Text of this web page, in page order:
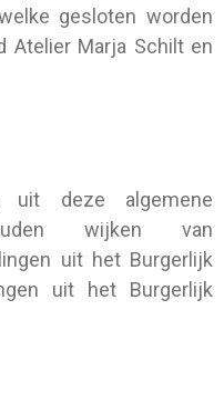
gesloten worden
Atelier Marja Schilt en
uit deze algemene
wijken van
uit het Burgerlijk
uit het Burgerlijk